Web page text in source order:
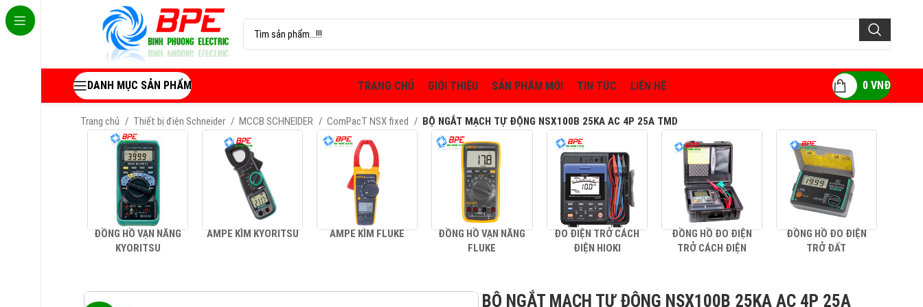
DANH MỤC SẢN PHẨM TRANG CHỦ GIỚI THIỆU SẢN PHẨM MỚI TIN TỨC LIÊN HỆ 0 VNĐ
Trang chủ Thiết bị điện Schneider MCCB SCHNEIDER ComPacT NSX fixed BỘ NGẮT MẠCH TỰ ĐỘNG NSX100B 25KA AC 4P 25A TMD
ĐỒNG HỒ VẠN NĂNG
KYORITSU
AMPE KÌM KYORITSU AMPE KÌM FLUKE
ĐỒNG HỒ VẠN NĂNG
FLUKE
ĐO ĐIỆN TRỞ CÁCH
ĐIỆN HIOKI
ĐỒNG HỒ ĐO ĐIỆN
TRỞ CÁCH ĐIỆN
ĐỒNG HỒ ĐO ĐIỆN
TRỞ ĐẤT
BỘ NGẮT MẠCH TỰ ĐỘNG NSX100B 25KA AC 4P 25A